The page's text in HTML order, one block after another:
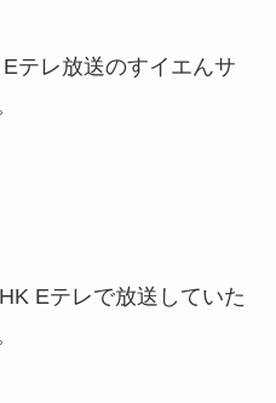
テレ放送のすイエんサ
Eテレで放送していた